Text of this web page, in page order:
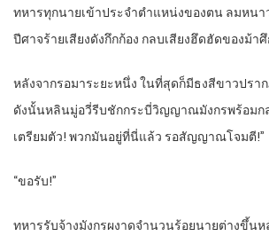
ทหารทุกนายเข้าประจำตำแหน่งของตน ลมหนา
ปีศาจร้ายเสียงดังกึกก้อง กลบเสียงฮึดฮัดของม้า
หลังจากรอมาระยะหนึ่ง ในที่สุดก็มีธงสีขาวปรา
ดังนั้นหลินมู่อวี่รีบชักกระบี่วิญญาณมังกรพร้อมก
เตรียมตัว! พวกมันอยู่ที่นี่แล้ว รอสัญญาณโจมตี!”
“ขอรับ!”
ทหารรับจ้างมังกรผงาดจำนวนร้อยนายต่างขึ้นห